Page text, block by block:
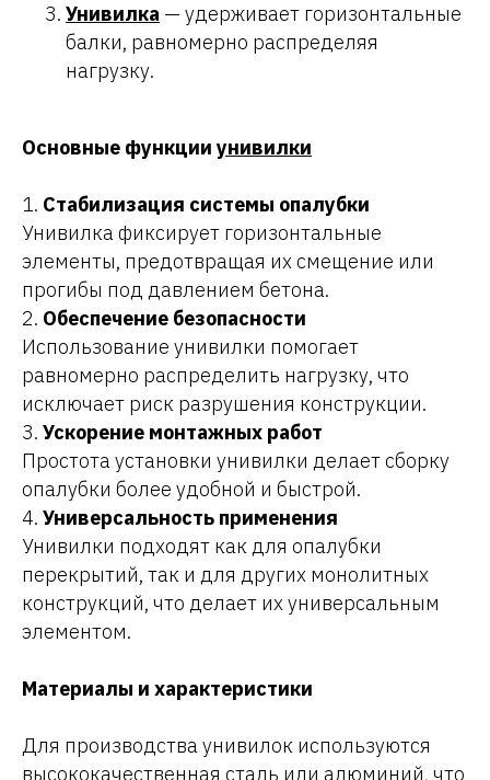
Унивилка — удерживает горизонтальные
балки, равномерно распределяя
нагрузку.
Основные функции унивилки
1. Стабилизация системы опалубки
Унивилка фиксирует горизонтальные
элементы, предотвращая их смещение или
прогибы под давлением бетона.
2. Обеспечение безопасности
Использование унивилки помогает
равномерно распределить нагрузку, что
исключает риск разрушения конструкции.
3. Ускорение монтажных работ
Простота установки унивилки делает сборку
опалубки более удобной и быстрой.
4. Универсальность применения
Унивилки подходят как для опалубки
перекрытий, так и для других монолитных
конструкций, что делает их универсальным
элементом.
Материалы и характеристики
Для производства унивилок используются
высококачественная сталь или алюминий, что